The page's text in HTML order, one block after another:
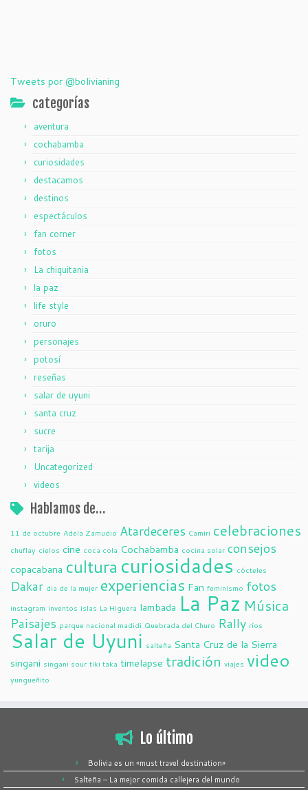
Tweets por @bolivianing
categorías
aventura
cochabamba
curiosidades
destacamos
destinos
espectáculos
fan corner
fotos
La chiquitania
la paz
life style
oruro
personajes
potosí
reseñas
salar de uyuni
santa cruz
sucre
tarija
Uncategorized
videos
Hablamos de…
11 de octubre Adela Zamudio Atardeceres Camiri celebraciones
chuflay cielos cine coca cola Cochabamba cocina solar consejos
copacabana cultura curiosidades cócteles
Dakar dia de la mujer experiencias Fan feminismo fotos
instagram inventos islas La Higuera lambada La Paz Música
Paisajes parque nacional madidi Quebrada del Churo Rally ríos
Salar de Uyuni salteña Santa Cruz de la Sierra
singani singani sour tiki taka timelapse tradición viajes video
yungueñito
Lo último
Bolivia es un «must travel destination»
Salteña – La mejor comida callejera del mundo